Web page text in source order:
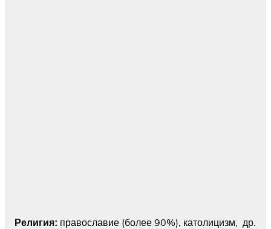
Религия: православие (более 90%), католицизм, др.